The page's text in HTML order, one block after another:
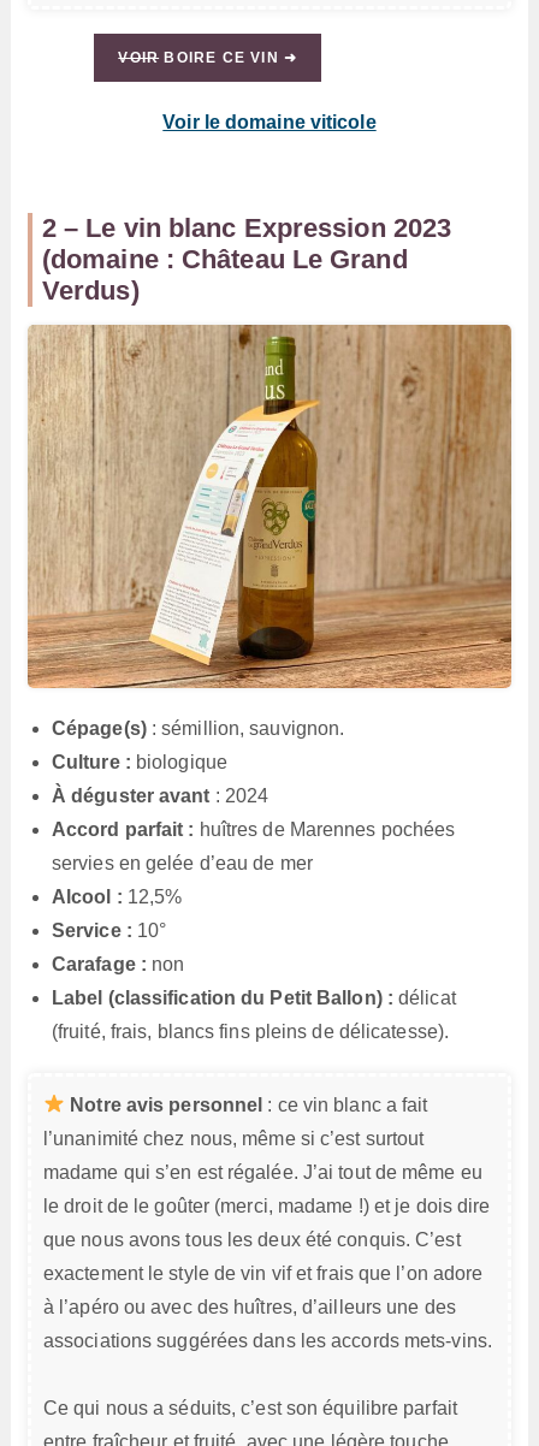
VOIR BOIRE CE VIN ➜
Voir le domaine viticole
2 – Le vin blanc Expression 2023
(domaine : Château Le Grand
Verdus)
Cépage(s) : sémillion, sauvignon.
Culture : biologique
À déguster avant : 2024
Accord parfait : huîtres de Marennes pochées
servies en gelée d’eau de mer
Alcool : 12,5%
Service : 10°
Carafage : non
Label (classification du Petit Ballon) : délicat
(fruité, frais, blancs fins pleins de délicatesse).
Notre avis personnel : ce vin blanc a fait
l’unanimité chez nous, même si c’est surtout
madame qui s’en est régalée. J’ai tout de même eu
le droit de le goûter (merci, madame !) et je dois dire
que nous avons tous les deux été conquis. C’est
exactement le style de vin vif et frais que l’on adore
à l’apéro ou avec des huîtres, d’ailleurs une des
associations suggérées dans les accords mets-vins.
Ce qui nous a séduits, c’est son équilibre parfait
entre fraîcheur et fruité, avec une légère touche